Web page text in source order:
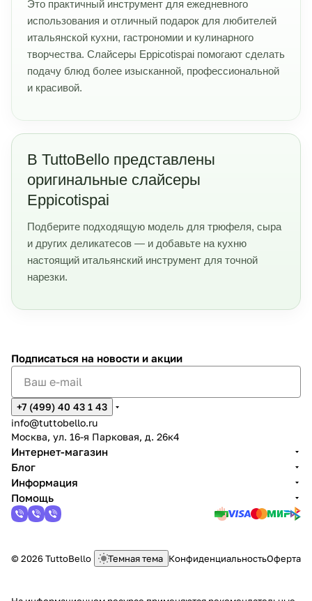
Это практичный инструмент для ежедневного
использования и отличный подарок для любителей
итальянской кухни, гастрономии и кулинарного
творчества. Слайсеры Eppicotispai помогают сделать
подачу блюд более изысканной, профессиональной
и красивой.
В TuttoBello представлены
оригинальные слайсеры
Eppicotispai
Подберите подходящую модель для трюфеля, сыра
и других деликатесов — и добавьте на кухню
настоящий итальянский инструмент для точной
нарезки.
Подписаться на новости и акции
+7 (499) 40 43 1 43
info@tuttobello.ru
Москва, ул. 16-я Парковая, д. 26к4
Интернет-магазин
Блог
Информация
Помощь
© 2026 TuttoBello Темная тема КонфиденциальностьОферта